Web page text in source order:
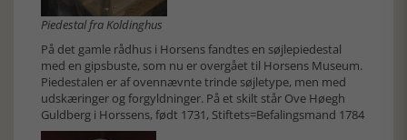
Piedestal fra Koldinghus
På det gamle rådhus i Horsens fandtes en søjlepiedestal
med en gipsbuste, som nu er overgået til Horsens Museum.
Piedestalen er af ovennævnte trinde søjletype, men med
udskæringer og forgyldninger. På et skilt står Ove Høegh
Guldberg i Horssens, født 1731, Stiftets=Befalingsmand 1784